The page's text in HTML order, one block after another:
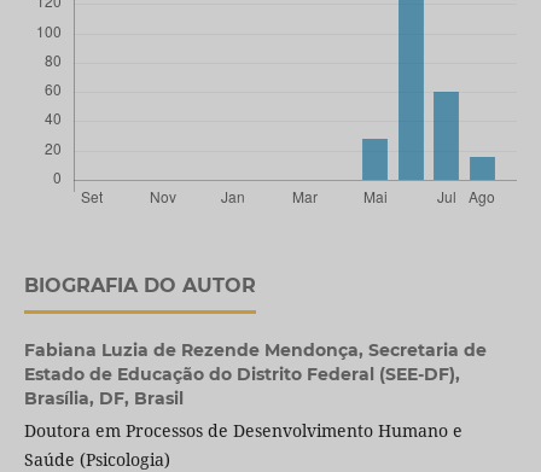
BIOGRAFIA DO AUTOR
Fabiana Luzia de Rezende Mendonça, Secretaria de
Estado de Educação do Distrito Federal (SEE-DF),
Brasília, DF, Brasil
Doutora em Processos de Desenvolvimento Humano e
Saúde (Psicologia)